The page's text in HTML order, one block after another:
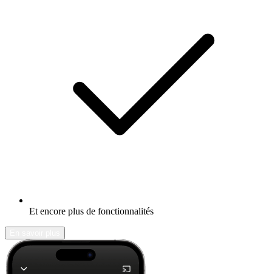
Et encore plus de fonctionnalités